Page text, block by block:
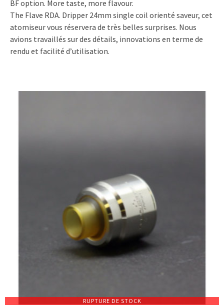
BF option. More taste, more flavour.
The Flave RDA. Dripper 24mm single coil orienté saveur, cet
atomiseur vous réservera de très belles surprises. Nous
avions travaillés sur des détails, innovations en terme de
rendu et facilité d’utilisation.
RUPTURE DE STOCK